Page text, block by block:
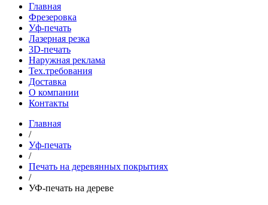
Главная
Фрезеровка
Уф-печать
Лазерная резка
3D-печать
Наружная реклама
Тех.требования
Доставка
О компании
Контакты
Главная
/
Уф-печать
/
Печать на деревянных покрытиях
/
УФ-печать на дереве